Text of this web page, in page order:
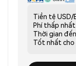
Tiền tệ USD/
Phí thấp nhất
Thời gian đến
Tốt nhất cho